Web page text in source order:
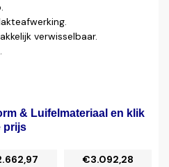
verwisselbaar.
& Luifelmateriaal en klik
prijs
€3.092,28